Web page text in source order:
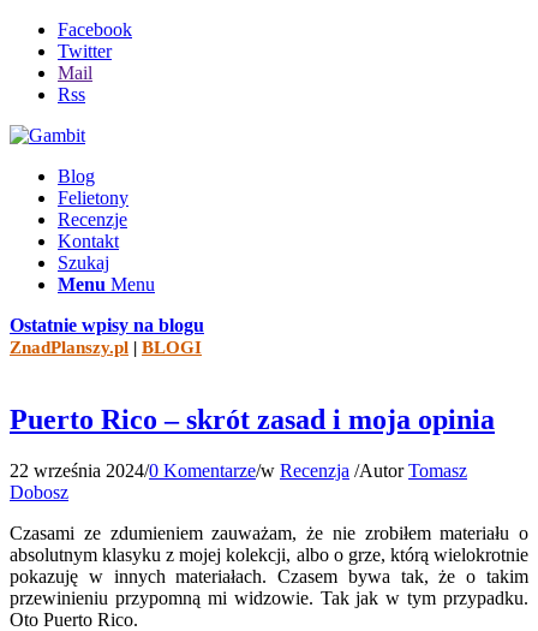
Facebook
Twitter
Mail
Rss
Blog
Felietony
Recenzje
Kontakt
Szukaj
Menu Menu
Ostatnie wpisy na blogu
ZnadPlanszy.pl | BLOGI
Puerto Rico – skrót zasad i moja opinia
22 września 2024/0 Komentarze/w Recenzja /AutorTomasz
Dobosz
Czasami ze zdumieniem zauważam, że nie zrobiłem materiału o
absolutnym klasyku z mojej kolekcji, albo o grze, którą wielokrotnie
pokazuję w innych materiałach. Czasem bywa tak, że o takim
przewinieniu przypomną mi widzowie. Tak jak w tym przypadku.
Oto Puerto Rico.